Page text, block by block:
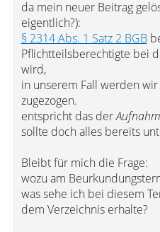
da mein neuer Beitrag
eigentlich?):
§ 2314 Abs. 1 Satz 2 BGB
Pflichtteilsberechtigte bei
wird,
in unserem Fall werden
zugezogen.
entspricht das der
sollte doch alles bereits
Bleibt für mich die Frage:
wozu am
was sehe ich bei diesem
dem Verzeichnis erhalte?